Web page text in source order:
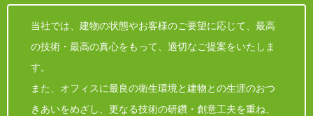
当社では、建物の状態やお客様のご要望に応じて、最高
の技術・最高の真心をもって、適切なご提案をいたしま
す。
また、オフィスに最良の衛生環境と建物との生涯のおつ
きあいをめざし、更なる技術の研鑽・創意工夫を重ね、